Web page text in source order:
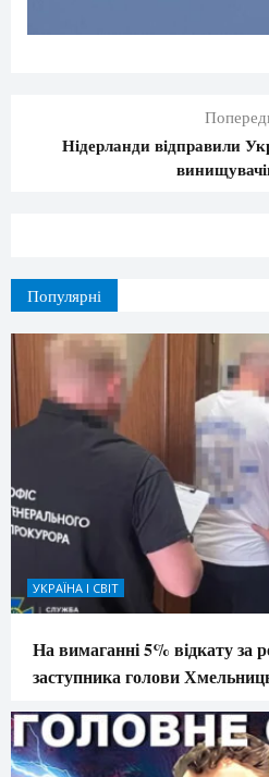
Нідерланди відправили
Популярні
УКРАЇНА І СВІТ
На вимаганні 5% відкату за
заступника голови